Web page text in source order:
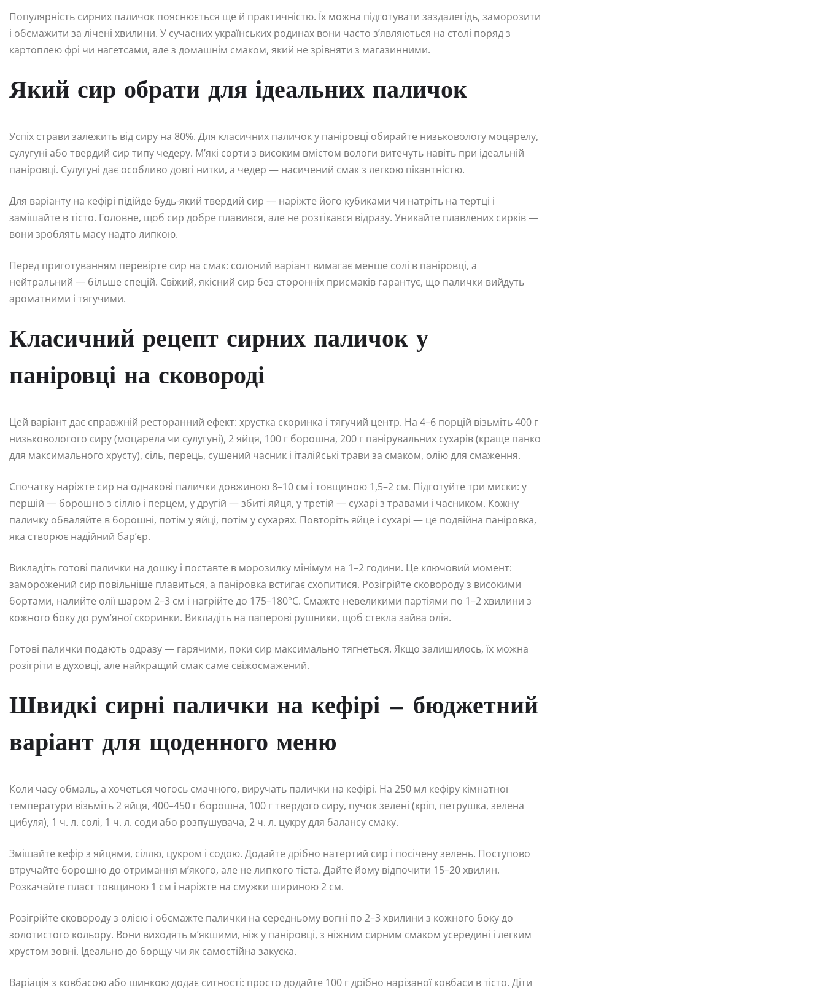
Популярність сирних паличок пояснюється ще й практичністю. Їх можна підготувати заздалегідь, заморозити
і обсмажити за лічені хвилини. У сучасних українських родинах вони часто з’являються на столі поряд з
картоплею фрі чи нагетсами, але з домашнім смаком, який не зрівняти з магазинними.
Який сир обрати для ідеальних паличок
Успіх страви залежить від сиру на 80%. Для класичних паличок у паніровці обирайте низьковологу моцарелу,
сулугуні або твердий сир типу чедеру. М’які сорти з високим вмістом вологи витечуть навіть при ідеальній
паніровці. Сулугуні дає особливо довгі нитки, а чедер — насичений смак з легкою пікантністю.
Для варіанту на кефірі підійде будь-який твердий сир — наріжте його кубиками чи натріть на тертці і
замішайте в тісто. Головне, щоб сир добре плавився, але не розтікався відразу. Уникайте плавлених сирків —
вони зроблять масу надто липкою.
Перед приготуванням перевірте сир на смак: солоний варіант вимагає менше солі в паніровці, а
нейтральний — більше спецій. Свіжий, якісний сир без сторонніх присмаків гарантує, що палички вийдуть
ароматними і тягучими.
Класичний рецепт сирних паличок у
паніровці на сковороді
Цей варіант дає справжній ресторанний ефект: хрустка скоринка і тягучий центр. На 4–6 порцій візьміть 400 г
низьковологого сиру (моцарела чи сулугуні), 2 яйця, 100 г борошна, 200 г панірувальних сухарів (краще панко
для максимального хрусту), сіль, перець, сушений часник і італійські трави за смаком, олію для смаження.
Спочатку наріжте сир на однакові палички довжиною 8–10 см і товщиною 1,5–2 см. Підготуйте три миски: у
першій — борошно з сіллю і перцем, у другій — збиті яйця, у третій — сухарі з травами і часником. Кожну
паличку обваляйте в борошні, потім у яйці, потім у сухарях. Повторіть яйце і сухарі — це подвійна паніровка,
яка створює надійний бар’єр.
Викладіть готові палички на дошку і поставте в морозилку мінімум на 1–2 години. Це ключовий момент:
заморожений сир повільніше плавиться, а паніровка встигає схопитися. Розігрійте сковороду з високими
бортами, налийте олії шаром 2–3 см і нагрійте до 175–180°C. Смажте невеликими партіями по 1–2 хвилини з
кожного боку до рум’яної скоринки. Викладіть на паперові рушники, щоб стекла зайва олія.
Готові палички подають одразу — гарячими, поки сир максимально тягнеться. Якщо залишилось, їх можна
розігріти в духовці, але найкращий смак саме свіжосмажений.
Швидкі сирні палички на кефірі — бюджетний
варіант для щоденного меню
Коли часу обмаль, а хочеться чогось смачного, виручать палички на кефірі. На 250 мл кефіру кімнатної
температури візьміть 2 яйця, 400–450 г борошна, 100 г твердого сиру, пучок зелені (кріп, петрушка, зелена
цибуля), 1 ч. л. солі, 1 ч. л. соди або розпушувача, 2 ч. л. цукру для балансу смаку.
Змішайте кефір з яйцями, сіллю, цукром і содою. Додайте дрібно натертий сир і посічену зелень. Поступово
втручайте борошно до отримання м’якого, але не липкого тіста. Дайте йому відпочити 15–20 хвилин.
Розкачайте пласт товщиною 1 см і наріжте на смужки шириною 2 см.
Розігрійте сковороду з олією і обсмажте палички на середньому вогні по 2–3 хвилини з кожного боку до
золотистого кольору. Вони виходять м’якшими, ніж у паніровці, з ніжним сирним смаком усередині і легким
хрустом зовні. Ідеально до борщу чи як самостійна закуска.
Варіація з ковбасою або шинкою додає ситності: просто додайте 100 г дрібно нарізаної ковбаси в тісто. Діти